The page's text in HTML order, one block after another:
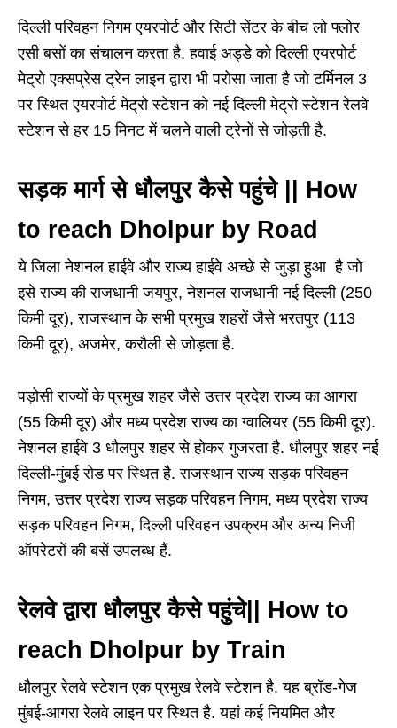
दिल्ली परिवहन निगम एयरपोर्ट और सिटी सेंटर के बीच लो फ्लोर
एसी बसों का संचालन करता है. हवाई अड्डे को दिल्ली एयरपोर्ट
मेट्रो एक्सप्रेस ट्रेन लाइन द्वारा भी परोसा जाता है जो टर्मिनल 3
पर स्थित एयरपोर्ट मेट्रो स्टेशन को नई दिल्ली मेट्रो स्टेशन रेलवे
स्टेशन से हर 15 मिनट में चलने वाली ट्रेनों से जोड़ती है.
सड़क मार्ग से धौलपुर कैसे पहुंचे || How
to reach Dholpur by Road
ये जिला नेशनल हाईवे और राज्य हाईवे अच्छे से जुड़ा हुआ है जो
इसे राज्य की राजधानी जयपुर, नेशनल राजधानी नई दिल्ली (250
किमी दूर), राजस्थान के सभी प्रमुख शहरों जैसे भरतपुर (113
किमी दूर), अजमेर, करौली से जोड़ता है.
पड़ोसी राज्यों के प्रमुख शहर जैसे उत्तर प्रदेश राज्य का आगरा
(55 किमी दूर) और मध्य प्रदेश राज्य का ग्वालियर (55 किमी दूर).
नेशनल हाईवे 3 धौलपुर शहर से होकर गुजरता है. धौलपुर शहर नई
दिल्ली-मुंबई रोड पर स्थित है. राजस्थान राज्य सड़क परिवहन
निगम, उत्तर प्रदेश राज्य सड़क परिवहन निगम, मध्य प्रदेश राज्य
सड़क परिवहन निगम, दिल्ली परिवहन उपक्रम और अन्य निजी
ऑपरेटरों की बसें उपलब्ध हैं.
रेलवे द्वारा धौलपुर कैसे पहुंचे|| How to
reach Dholpur by Train
धौलपुर रेलवे स्टेशन एक प्रमुख रेलवे स्टेशन है. यह ब्रॉड-गेज
मुंबई-आगरा रेलवे लाइन पर स्थित है. यहां कई नियमित और